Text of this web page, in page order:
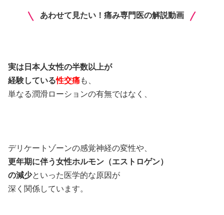
あわせて見たい！痛み専門医の解説動画
実は日本人女性の半数以上が
経験している性交痛も、
単なる潤滑ローションの有無ではなく、
デリケートゾーンの感覚神経の変性や、
更年期に伴う女性ホルモン（エストロゲン）
の減少といった医学的な原因が
深く関係しています。